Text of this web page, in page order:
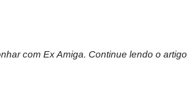
com Ex Amiga. Continue lendo o artigo